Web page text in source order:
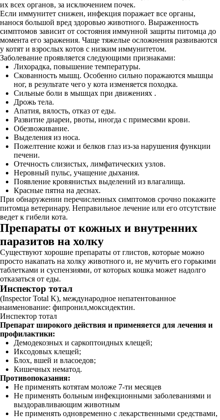
их всех органов, за исключением почек.
Если иммунитет снижен, инфекция поражает все органы,
нанося большой вред здоровью животного. Выраженность
симптомов зависит от состояния иммунной защиты питомца до
момента его заражения. Чаще тяжелые осложнения развиваются
у котят и взрослых котов с низким иммунитетом.
Заболевание проявляется следующими признаками:
Лихорадка, повышение температуры.
Скованность мышц. Особенно сильно поражаются мышцы
ног, в результате чего у кота изменяется походка.
Сильные боли в мышцах при движениях .
Дрожь тела.
Апатия, вялость, отказ от еды.
Развитие диареи, рвоты, иногда с примесями крови.
Обезвоживание.
Выделения из носа.
Пожелтение кожи и белков глаз из-за нарушения функции
печени.
Отечность слизистых, лимфатических узлов.
Неровный пульс, учащение дыхания.
Появление кровянистых выделений из влагалища.
Красные пятна на деснах.
При обнаружении перечисленных симптомов срочно покажите
питомца ветеринару. Неправильное лечение или его отсутствие
ведет к гибели кота.
Препараты от кожных и внутренних
паразитов на холку
Существуют хорошие препараты от глистов, которые можно
просто накапать на холку животного и, не мучить его горькими
таблетками и суспензиями, от которых кошка может надолго
отказаться от еды.
Инспектор тотал
(Inspector Total K), международное непатентованное
наименование: фипронил,моксидектин.
Инспектор тотал
Препарат широкого действия и применяется для лечения и
профилактики:
Демодекозных и саркоптоидных клещей;
Иксодовых клещей;
Блох, вшей и власоедов;
Кишечных нематод.
Противопоказания:
Не применять котятам моложе 7-ти месяцев
Не применять больным инфекционными заболеваниями и
выздоравливающим животным
Не применять одновременно с лекарственными средствами,